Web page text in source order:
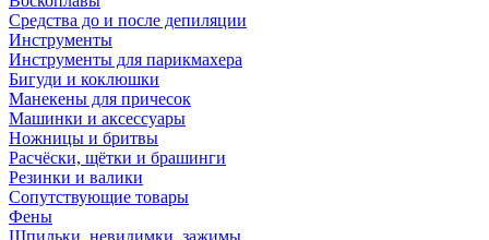
Средства до и после депиляции
Инструменты
Инструменты для парикмахера
Бигуди и коклюшки
Манекены для причесок
Машинки и аксессуары
Ножницы и бритвы
Расчёски, щётки и брашинги
Резинки и валики
Сопутствующие товары
Фены
Шпильки, невидимки, зажимы